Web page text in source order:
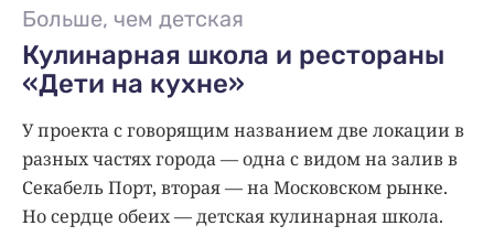
Больше, чем детская
Кулинарная школа и рестораны
«Дети на кухне»
У проекта с говорящим названием две локации в
разных частях города — одна с видом на залив в
Секабель Порт, вторая — на Московском рынке.
Но сердце обеих — детская кулинарная школа.